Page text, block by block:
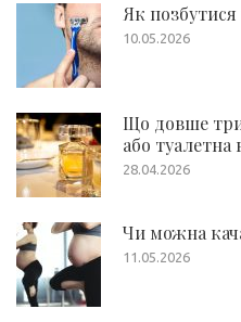
Як позбутися
10.05.2026
Що довше
або туалетна
28.04.2026
Чи можна
11.05.2026